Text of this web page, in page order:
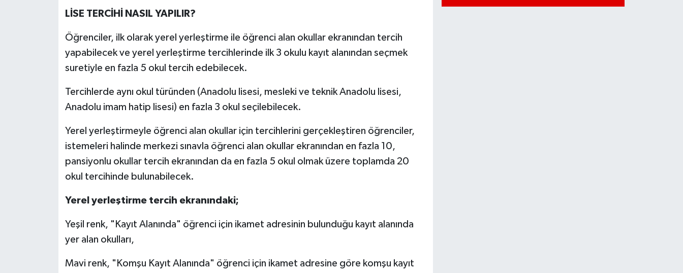
LİSE TERCİHİ NASIL YAPILIR?
Öğrenciler, ilk olarak yerel yerleştirme ile öğrenci alan okullar ekranından tercih
yapabilecek ve yerel yerleştirme tercihlerinde ilk 3 okulu kayıt alanından seçmek
suretiyle en fazla 5 okul tercih edebilecek.
Tercihlerde aynı okul türünden (Anadolu lisesi, mesleki ve teknik Anadolu lisesi,
Anadolu imam hatip lisesi) en fazla 3 okul seçilebilecek.
Yerel yerleştirmeyle öğrenci alan okullar için tercihlerini gerçekleştiren öğrenciler,
istemeleri halinde merkezi sınavla öğrenci alan okullar ekranından en fazla 10,
pansiyonlu okullar tercih ekranından da en fazla 5 okul olmak üzere toplamda 20
okul tercihinde bulunabilecek.
Yerel yerleştirme tercih ekranındaki;
Yeşil renk, "Kayıt Alanında" öğrenci için ikamet adresinin bulunduğu kayıt alanında
yer alan okulları,
Mavi renk, "Komşu Kayıt Alanında" öğrenci için ikamet adresine göre komşu kayıt